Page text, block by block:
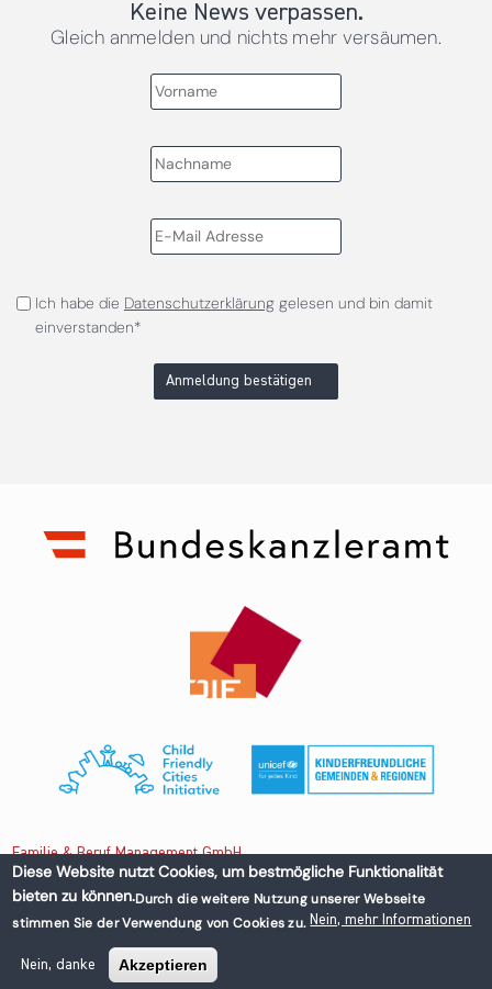
Keine News verpassen.
Gleich anmelden und nichts mehr versäumen.
Ich habe die Datenschutzerklärunggelesen und bin damit
einverstanden*
Anmeldung bestätigen
Familie & Beruf Management GmbH
Untere Donaustraße 13-15/3 1020 Wien, Austria
+43 1 218 50 70
office@familieundberuf.at
Diese Website nutzt Cookies, um bestmögliche Funktionalität
bieten zu können.Durch die weitere Nutzung unserer Webseite
stimmen Sie der Verwendung von Cookies zu. Nein, mehr Informationen
Nein, danke Akzeptieren